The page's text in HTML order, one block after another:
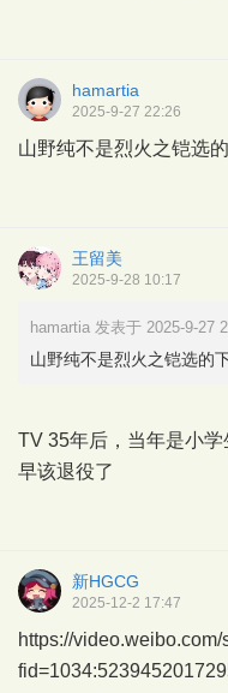
hamartia
2025-9-27 22:26
山野纯不是烈火之铠选
王留美
2025-9-28 10:17
hamartia 发表于 2025-9-27
山野纯不是烈火之铠选的
TV 35年后，当年是小学
早该退役了
新HGCG
2025-12-2 17:47
https://video.weibo.com/